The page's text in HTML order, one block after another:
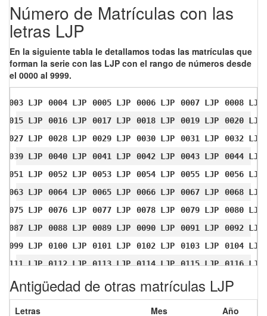
Número de Matrículas con las
letras LJP
En la siguiente tabla le detallamos todas las matrículas que
forman la serie con las LJP con el rango de números desde
el 0000 al 9999.
0003 LJP 0004 LJP 0005 LJP 0006 LJP 0007 LJP
0008 LJP
0015 LJP
0016 LJP 0017 LJP 0018 LJP 0019 LJP
0020 LJP
0027 LJP
0028 LJP 0029 LJP 0030 LJP 0031 LJP
0032 LJP
0039 LJP
0040 LJP 0041 LJP 0042 LJP 0043 LJP
0044 LJP
0051 LJP
0052 LJP 0053 LJP 0054 LJP 0055 LJP
0056 LJP
0063 LJP
0064 LJP 0065 LJP 0066 LJP 0067 LJP
0068 LJP
0075 LJP
0076 LJP 0077 LJP 0078 LJP 0079 LJP
0080 LJP
0087 LJP
0088 LJP 0089 LJP 0090 LJP 0091 LJP
0092 LJP
0099 LJP
0100 LJP 0101 LJP 0102 LJP 0103 LJP
0104 LJP
0111 LJP
0112 LJP 0113 LJP 0114 LJP 0115 LJP
0116 LJP
0123 LJP
0124 LJP 0125 LJP 0126 LJP 0127 LJP
0128 LJP
0135 LJP
0136 LJP 0137 LJP 0138 LJP 0139 LJP
0140 LJP
Antigüedad de otras matrículas LJP
Letras Mes
Año